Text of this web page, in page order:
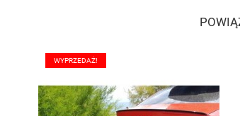
WYPRZEDAŻ!